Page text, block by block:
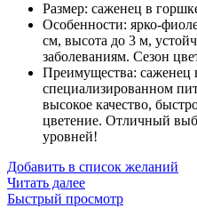
Размер: саженец в
Особенности: ярко-
см, высота до 3 м,
заболеваниям. Сезон
Преимущества: саженец
специализированном
высокое качество,
цветение. Отличный
уровней!
Добавить в список желаний
Читать далее
Быстрый просмотр